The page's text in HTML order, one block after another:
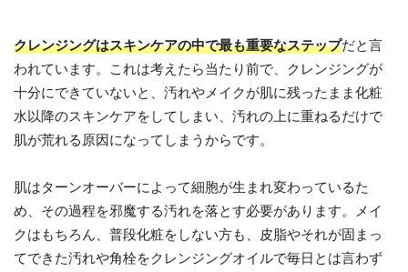
クレンジングはスキンケアの中で最も重要なステップだと言
われています。これは考えたら当たり前で、クレンジングが
十分にできていないと、汚れやメイクが肌に残ったまま化粧
水以降のスキンケアをしてしまい、汚れの上に重ねるだけで
肌が荒れる原因になってしまうからです。
肌はターンオーバーによって細胞が生まれ変わっているた
め、その過程を邪魔する汚れを落とす必要があります。メイ
クはもちろん、普段化粧をしない方も、皮脂やそれが固まっ
てできた汚れや角栓をクレンジングオイルで毎日とは言わず